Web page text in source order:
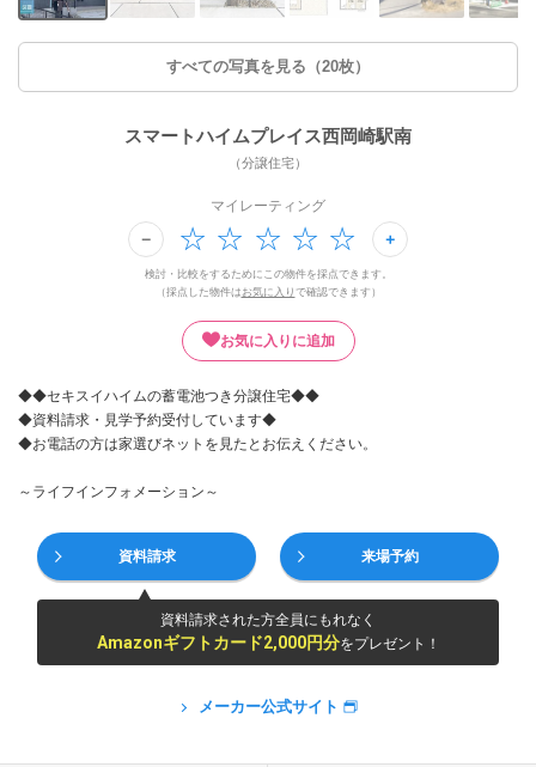
すべての写真を見る（20枚）
スマートハイムプレイス西岡崎駅南
（分譲住宅）
マイレーティング
検討・比較をするためにこの物件を採点できます。
（採点した物件は お気に入り で確認できます）
お気に入りに追加
◆◆セキスイハイムの蓄電池つき分譲住宅◆◆
◆資料請求・見学予約受付しています◆
◆お電話の方は家選びネットを見たとお伝えください。
～ライフインフォメーション～
資料請求 来場予約
資料請求された方全員にもれなく
Amazonギフトカード2,000円分をプレゼント！
メーカー公式サイト